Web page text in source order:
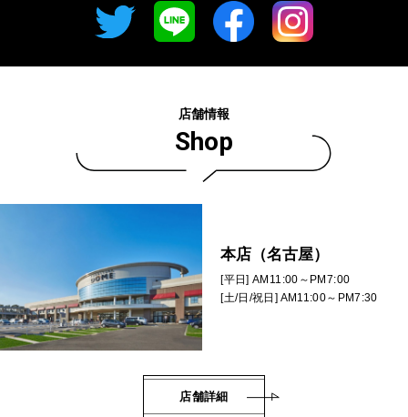
店舗情報
Shop
本店（名古屋）
[平日] AM11:00～PM7:00
[土/日/祝日] AM11:00～PM7:30
店舗詳細